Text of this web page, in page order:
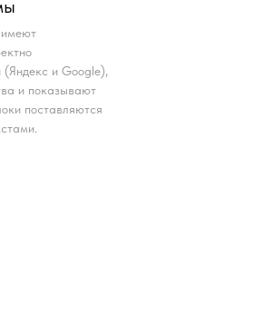
имеют
и Google),
и показывают
поставляются